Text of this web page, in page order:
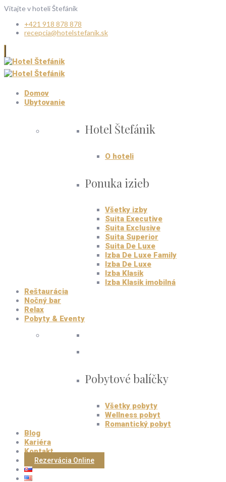
Vitajte v hoteli Štefánik
+421 918 878 878
recepcia@hotelstefanik.sk
Domov
Ubytovanie
Hotel Štefánik
O hoteli
Ponuka izieb
Všetky izby
Suita Executive
Suita Exclusive
Suita Superior
Suita De Luxe
Izba De Luxe Family
Izba De Luxe
Izba Klasik
Izba Klasik imobilná
Reštaurácia
Nočný bar
Relax
Pobyty & Eventy
Pobytové balíčky
Všetky pobyty
Wellness pobyt
Romantický pobyt
Blog
Kariéra
Kontakt
Rezervácia Online